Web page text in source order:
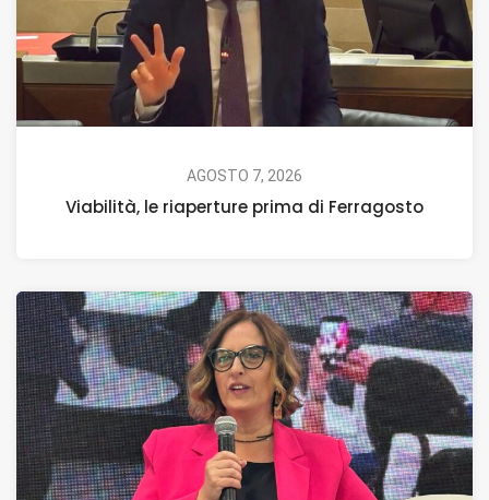
AGOSTO 7, 2026
Viabilità, le riaperture prima di Ferragosto